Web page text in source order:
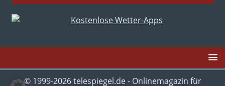
© 1999-2026 telespiegel.de - Onlinemagazin für